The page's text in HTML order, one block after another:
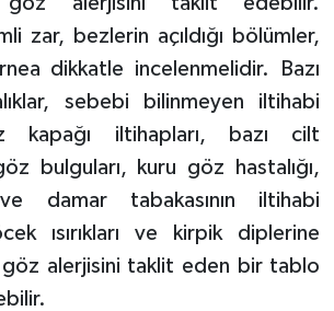
zar, bezlerin açıldığı bölümler,
dikkatle incelenmelidir. Bazı
sebebi bilinmeyen iltihabi
kapağı iltihapları, bazı cilt
göz bulguları, kuru göz hastalığı,
damar tabakasının iltihabi
ısırıkları ve kirpik diplerine
alerjisini taklit eden bir tablo